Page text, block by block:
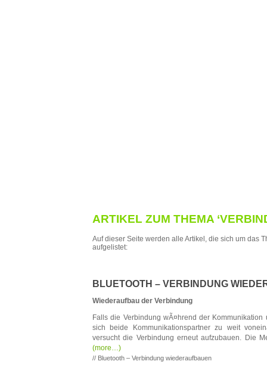
ARTIKEL ZUM THEMA
Auf dieser Seite werden alle Artikel, die sich um das
aufgelistet:
BLUETOOTH – VERBINDUNG
Wiederaufbau der Verbindung
Falls die Verbindung wÃ¤hrend der
sich beide Kommunikationspartner zu weit
versucht die Verbindung erneut aufzubauen. Die
(more…)
// Bluetooth – Verbindung wiederaufbauen